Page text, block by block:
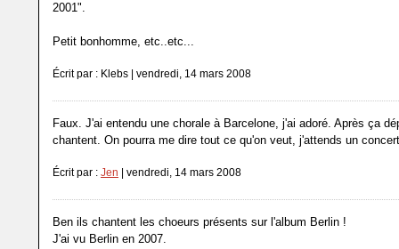
2001".
Petit bonhomme, etc..etc...
Écrit par : Klebs | vendredi, 14 mars 2008
Faux. J'ai entendu une chorale à Barcelone, j'ai adoré. Après ça
chantent. On pourra me dire tout ce qu'on veut, j'attends un
Écrit par : Jen | vendredi, 14 mars 2008
Ben ils chantent les choeurs présents sur l'album Berlin !
J'ai vu Berlin en 2007.